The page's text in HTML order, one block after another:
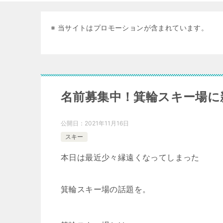
※ 当サイトはプロモーションが含まれています。
名前募集中！箕輪スキー場
公開日： 2021年11月16日
スキー
本日は最近少々縁遠くなってしまった
箕輪スキー場の話題を。